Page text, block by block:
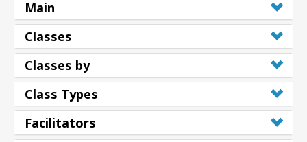
Main
Classes
Classes by
Class Types
Facilitators